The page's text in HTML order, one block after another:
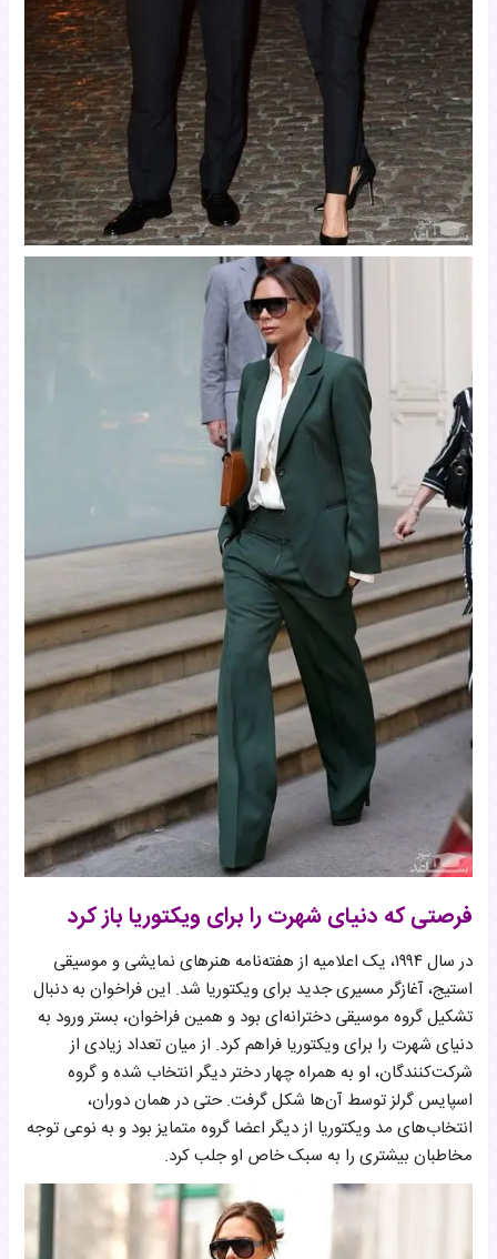
فرصتی که دنیای شهرت را برای ویکتوریا باز کرد
در سال ۱۹۹۴، یک اعلامیه از هفته‌نامه هنرهای نمایشی و موسیقی
استیج، آغازگر مسیری جدید برای ویکتوریا شد. این فراخوان به دنبال
تشکیل گروه موسیقی دخترانه‌ای بود و همین فراخوان، بستر ورود به
دنیای شهرت را برای ویکتوریا فراهم کرد. از میان تعداد زیادی از
شرکت‌کنندگان، او به همراه چهار دختر دیگر انتخاب شده و گروه
اسپایس گرلز توسط آن‌ها شکل گرفت. حتی در همان دوران،
انتخاب‌های مد ویکتوریا از دیگر اعضا گروه متمایز بود و به نوعی توجه
مخاطبان بیشتری را به سبک خاص او جلب کرد.